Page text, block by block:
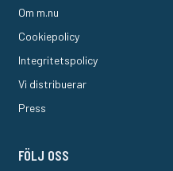
Om m.nu
Cookiepolicy
Integritetspolicy
Vi distribuerar
Press
FÖLJ OSS